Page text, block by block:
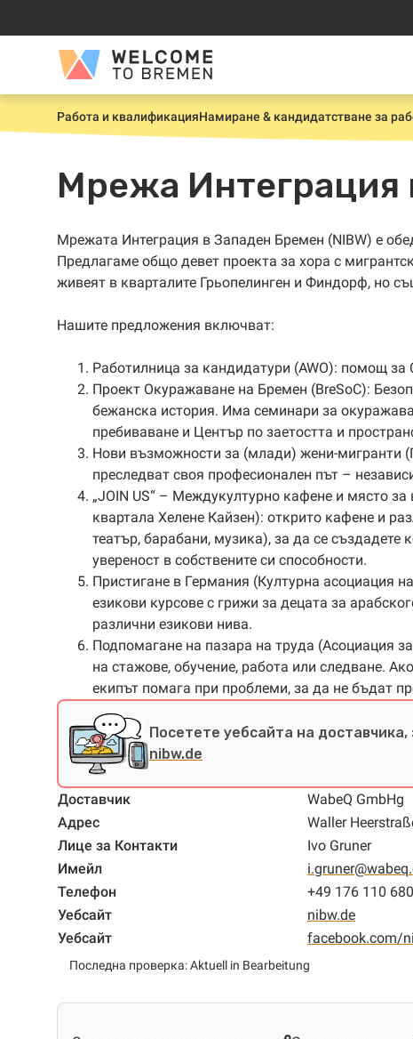
съдържанието
Welcome
to
Bremen
Начало
Работа и квалификацияНамиране & кандидатстване за
Мрежа Интеграция
Мрежата Интеграция в Западен Бремен (NIBW) е
Предлагаме общо девет проекта за хора с
живеят в кварталите Грьопелинген и Финдорф, но
Нашите предложения включват:
Работилница за кандидатури (AWO): помощ за
Проект Окуражаване на Бремен (BreSoC):
бежанска история. Има семинари за
пребиваване и Център по заетостта и
Нови възможности за (млади) жени-мигранти
преследват своя професионален път –
„JOIN US“ – Междукултурно кафене и място
квартала Хелене Кайзен): открито кафене и
театър, барабани, музика), за да се създадете
увереност в собствените си способности.
Пристигане в Германия (Културна асоциация
езикови курсове с грижи за децата за
различни езикови нива.
Подпомагане на пазара на труда (Асоциация
на стажове, обучение, работа или следване.
екипът помага при проблеми, за да не бъдат
Посетете уебсайта на доставчика,
nibw.de
Доставчик
WabeQ GmbHg
Адрес
Waller
Лице за Контакти
Ivo Gruner
Имейл
Телефон
+49 176 110
Уебсайт
nibw.de
Уебсайт
facebook.com/
Последна проверка: Aktuell in Bearbeitung